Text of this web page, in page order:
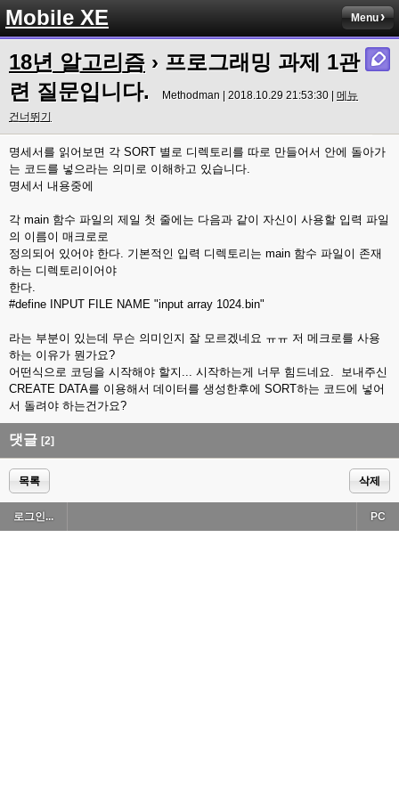
Mobile XE Menu
18년 알고리즘 › 프로그래밍 과제 1관
련 질문입니다.
Methodman | 2018.10.29 21:53:30 | 메뉴
건너뛰기
명세서를 읽어보면 각 SORT 별로 디렉토리를 따로 만들어서 안에 돌아가
는 코드를 넣으라는 의미로 이해하고 있습니다.
명세서 내용중에
각 main 함수 파일의 제일 첫 줄에는 다음과 같이 자신이 사용할 입력 파일
의 이름이 매크로로
정의되어 있어야 한다. 기본적인 입력 디렉토리는 main 함수 파일이 존재
하는 디렉토리이어야
한다.
#define INPUT FILE NAME "input array 1024.bin"
라는 부분이 있는데 무슨 의미인지 잘 모르겠네요 ㅠㅠ 저 메크로를 사용
하는 이유가 뭔가요?
어떤식으로 코딩을 시작해야 할지... 시작하는게 너무 힘드네요. 보내주신
CREATE DATA를 이용해서 데이터를 생성한후에 SORT하는 코드에 넣어
서 돌려야 하는건가요?
댓글 [2]
목록 삭제
로그인... PC